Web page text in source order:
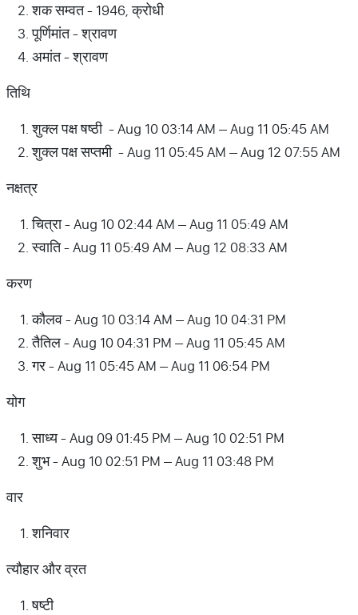
शक सम्वत - 1946, क्रोधी
पूर्णिमांत - श्रावण
अमांत - श्रावण
तिथि
शुक्ल पक्ष षष्ठी - Aug 10 03:14 AM – Aug 11 05:45 AM
शुक्ल पक्ष सप्तमी - Aug 11 05:45 AM – Aug 12 07:55 AM
नक्षत्र
चित्रा - Aug 10 02:44 AM – Aug 11 05:49 AM
स्वाति - Aug 11 05:49 AM – Aug 12 08:33 AM
करण
कौलव - Aug 10 03:14 AM – Aug 10 04:31 PM
तैतिल - Aug 10 04:31 PM – Aug 11 05:45 AM
गर - Aug 11 05:45 AM – Aug 11 06:54 PM
योग
साध्य - Aug 09 01:45 PM – Aug 10 02:51 PM
शुभ - Aug 10 02:51 PM – Aug 11 03:48 PM
वार
शनिवार
त्यौहार और व्रत
षष्टी